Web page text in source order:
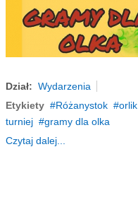
Dział: Wydarzenia
Etykiety
Różanystok orlik
turniej
gramy dla olka
Czytaj dalej...